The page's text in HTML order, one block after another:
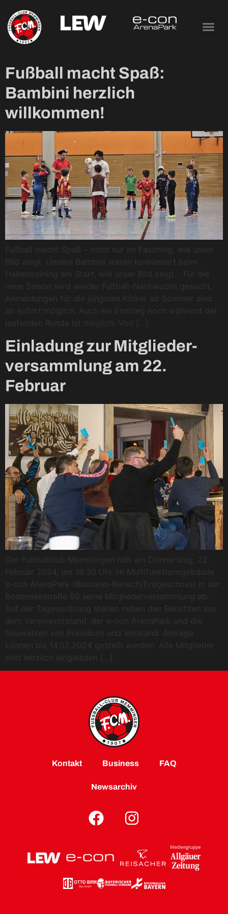
Tag:
14. Februar
2024
Fußball macht Spaß:
Bambini herzlich
willkommen!
Fußball macht Spaß – nicht nur im Fasching, wie unser
Bild zeigt. Unsere Bambini waren kostümiert beim
Hallentraining am Start, wie unser Bild zeigt. . Für die
neue Saison wird wieder Fußball-Nachwuchs gesucht.
Anmeldungen für die jüngsten Kicker ab Sommer sind
ab sofort möglich. Auch ein Einstieg noch während der
laufenden Runde ist möglich. Von […]
Einladung zur Mitglieder-
versammlung am 22.
Februar
Der Fußballclub Memmingen hält am Donnerstag, 22.
Februar 2024, um 19.30 Uhr im Multifunktionsgebäude
e-con ArenaPark (Business-Bereich/Erdgeschoss) in der
Bodenseestraße 50 seine Mitgliederversammlung ab.
Auf der Tagesordnung stehen neben den Berichten aus
dem Vereinsvorstand, der e-con ArenaPark und die
Neuwahlen von Präsidium und Vorstand. Anträge
können bis 14.02.2024 gestellt werden. Alle Mitglieder
sind herzlich eingeladen […]
Kontakt Business FAQ
Newsarchiv